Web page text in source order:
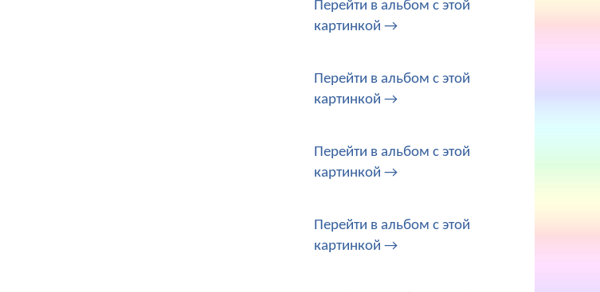
Перейти в альбом с этой
картинкой →
Перейти в альбом с этой
картинкой →
Перейти в альбом с этой
картинкой →
Перейти в альбом с этой
картинкой →